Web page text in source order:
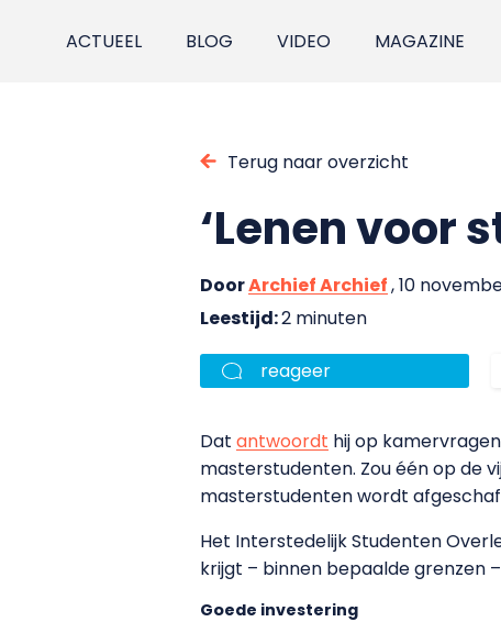
ACTUEEL BLOG VIDEO MAGAZINE
Terug naar overzicht
‘Lenen voor
DoorArchief Archief, 10
Leestijd:2 minuten
reageer
Dat antwoordt hij op
masterstudenten. Zou één op de
masterstudenten wordt
Het Interstedelijk Studenten
krijgt – binnen bepaalde grenzen
Goede investering